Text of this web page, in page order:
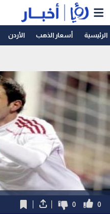
الرئيسية أسعار الذهب الأردن
0
0